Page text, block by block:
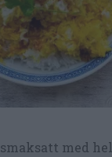
med